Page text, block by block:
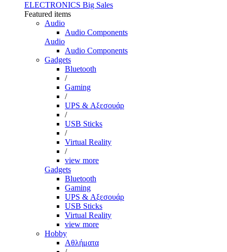
ELECTRONICS Big Sales
Featured items
Audio
Audio Components
Audio
Audio Components
Gadgets
Bluetooth
/
Gaming
/
UPS & Αξεσουάρ
/
USB Sticks
/
Virtual Reality
/
view more
Gadgets
Bluetooth
Gaming
UPS & Αξεσουάρ
USB Sticks
Virtual Reality
view more
Hobby
Αθλήματα